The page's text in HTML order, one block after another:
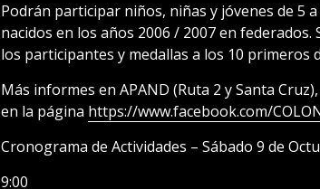
Podrán participar niños, niñas y jóvenes de 5
nacidos en los años 2006 / 2007 en
los participantes y medallas a los 10 primeros
Más informes en APAND (Ruta 2 y Santa
en la página https://www.facebook.com/
Cronograma de Actividades – Sábado 9 de
9:00